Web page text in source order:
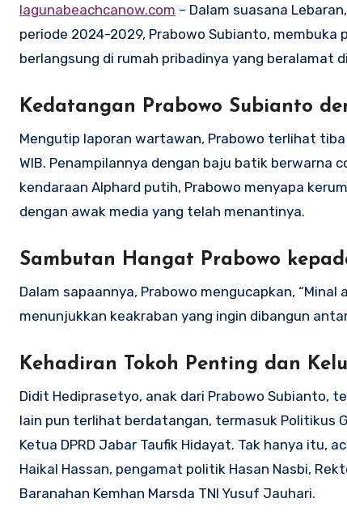
lagunabeachcanow.com – Dalam suasana
periode 2024-2029, Prabowo Subianto,
berlangsung di rumah pribadinya yang beralamat
Kedatangan Prabowo Subianto
Mengutip laporan wartawan, Prabowo terlihat
WIB. Penampilannya dengan baju batik berwarna
kendaraan Alphard putih, Prabowo menyapa
dengan awak media yang telah menantinya.
Sambutan Hangat Prabowo
Dalam sapaannya, Prabowo mengucapkan,
menunjukkan keakraban yang ingin dibangun
Kehadiran Tokoh Penting dan
Didit Hediprasetyo, anak dari Prabowo Subianto,
lain pun terlihat berdatangan, termasuk Politikus
Ketua DPRD Jabar Taufik Hidayat. Tak hanya itu,
Haikal Hassan, pengamat politik Hasan Nasbi,
Baranahan Kemhan Marsda TNI Yusuf Jauhari.